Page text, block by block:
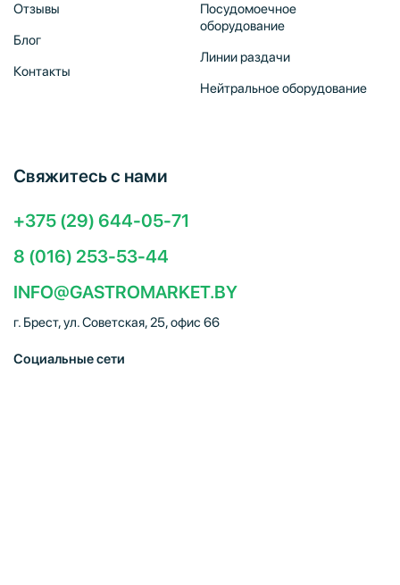
Отзывы
Блог
Контакты
Посудомоечное
оборудование
Линии раздачи
Нейтральное оборудование
Свяжитесь с нами
+375 (29) 644-05-71
8 (016) 253-53-44
INFO@GASTROMARKET.BY
г. Брест, ул. Советская, 25, офис 66
Социальные сети